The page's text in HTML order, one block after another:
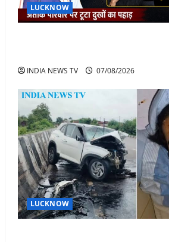
LUCKNOW
INDIA NEWS TV 07/08/2026
LUCKNOW